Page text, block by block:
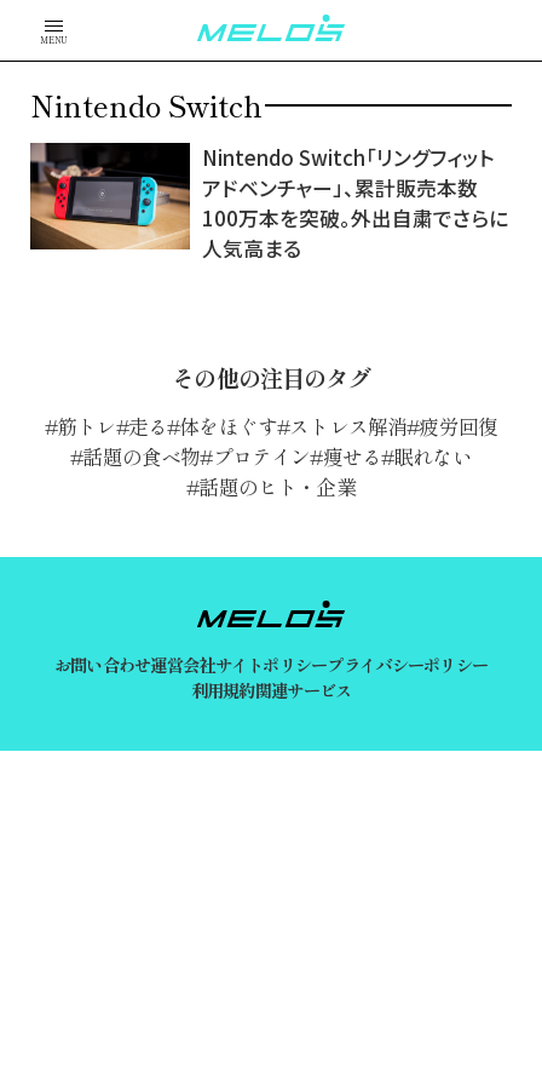
MENU
Nintendo Switch
Nintendo Switch「リングフィット
アドベンチャー」、累計販売本数
100万本を突破。外出自粛でさらに
人気高まる
その他の注目のタグ
筋トレ 走る 体をほぐす ストレス解消 疲労回復
話題の食べ物 プロテイン 痩せる 眠れない
話題のヒト・企業
お問い合わせ運営会社サイトポリシープライバシーポリシー
利用規約関連サービス